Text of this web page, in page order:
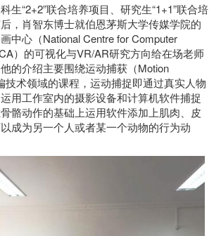
生“2+2”联合培养项目、研究生“1+1”联合培
，肖智东博士就伯恩茅斯大学传媒学院的
中心（National Centre for Computer
）的可视化与VR/AR研究方向给在场老师
的介绍主要围绕运动捕获（Motion
技术领域的课程，运动捕捉即通过真实人物
用工作室内的摄影设备和计算机软件捕捉
骼动作的基础上运用软件添加上肌肉、皮
成为另一个人或者某一个动物的行为动